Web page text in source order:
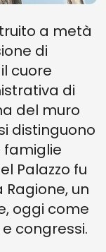
a metà
di
cuore
di
del muro
distinguono
famiglie
Palazzo fu
un
oggi come
congressi.